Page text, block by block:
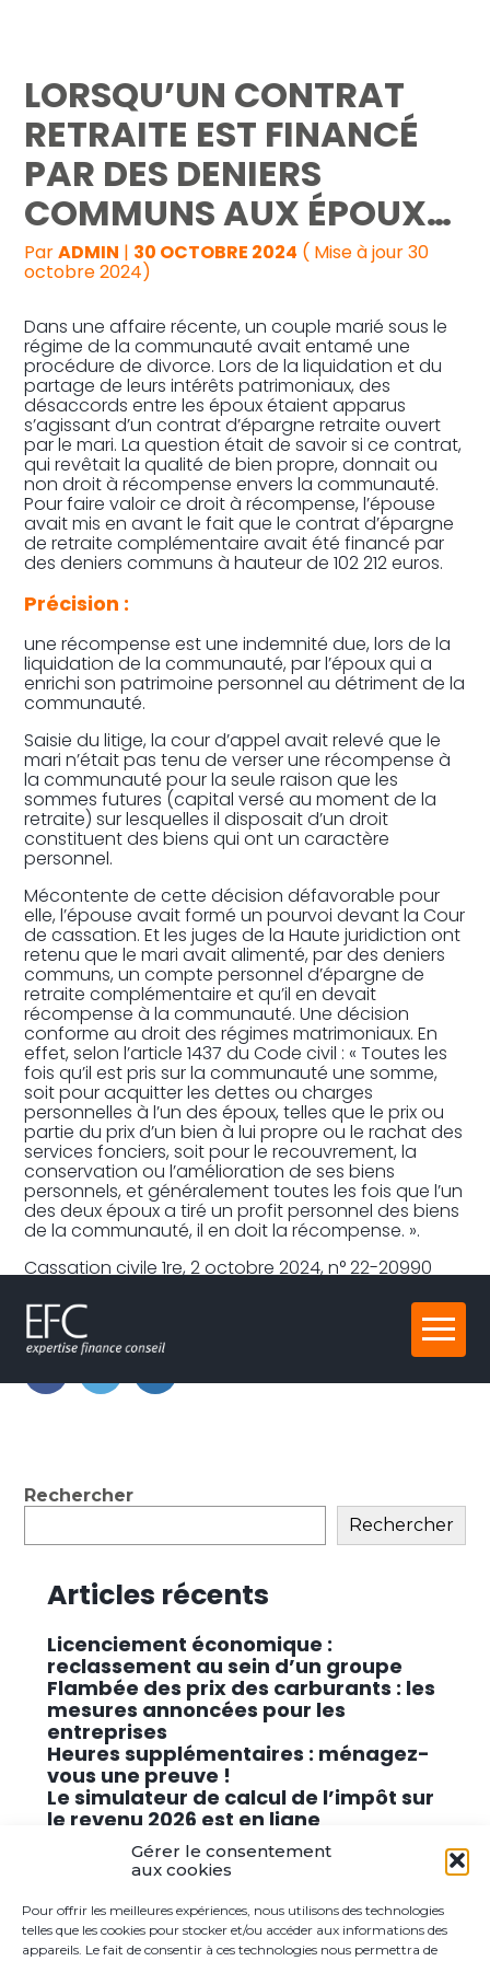
Gérer le consentement
aux cookies
Pour offrir les meilleures expériences, nous utilisons des technologies
telles que les cookies pour stocker et/ou accéder aux informations des
appareils. Le fait de consentir à ces technologies nous permettra de
Aller
au
Gestion au quotidien
Pilotage d’entreprise
Audit
LORSQU’UN CONTRAT
RETRAITE EST FINANCÉ
PAR DES DENIERS
COMMUNS AUX ÉPOUX…
ParADMIN | 30 OCTOBRE 2024 ( Mise à jour 30
octobre 2024)
Dans une affaire récente, un couple marié sous le
régime de la communauté avait entamé une
procédure de divorce. Lors de la liquidation et du
partage de leurs intérêts patrimoniaux, des
désaccords entre les époux étaient apparus
s’agissant d’un contrat d’épargne retraite ouvert
par le mari. La question était de savoir si ce contrat,
qui revêtait la qualité de bien propre, donnait ou
non droit à récompense envers la communauté.
Pour faire valoir ce droit à récompense, l’épouse
avait mis en avant le fait que le contrat d’épargne
de retraite complémentaire avait été financé par
des deniers communs à hauteur de 102 212 euros.
Précision :
une récompense est une indemnité due, lors de la
liquidation de la communauté, par l’époux qui a
enrichi son patrimoine personnel au détriment de la
communauté.
Saisie du litige, la cour d’appel avait relevé que le
mari n’était pas tenu de verser une récompense à
la communauté pour la seule raison que les
sommes futures (capital versé au moment de la
retraite) sur lesquelles il disposait d’un droit
constituent des biens qui ont un caractère
personnel.
Mécontente de cette décision défavorable pour
elle, l’épouse avait formé un pourvoi devant la Cour
de cassation. Et les juges de la Haute juridiction ont
retenu que le mari avait alimenté, par des deniers
communs, un compte personnel d’épargne de
retraite complémentaire et qu’il en devait
récompense à la communauté. Une décision
conforme au droit des régimes matrimoniaux. En
effet, selon l’article 1437 du Code civil : « Toutes les
fois qu’il est pris sur la communauté une somme,
soit pour acquitter les dettes ou charges
personnelles à l’un des époux, telles que le prix ou
partie du prix d’un bien à lui propre ou le rachat des
services fonciers, soit pour le recouvrement, la
conservation ou l’amélioration de ses biens
personnels, et généralement toutes les fois que l’un
des deux époux a tiré un profit personnel des biens
de la communauté, il en doit la récompense. ».
Cassation civile 1re, 2 octobre 2024, n° 22-20990
Partager :
FaceBook
TwitterLinkedIn
Blog
Rechercher
Rechercher
Articles récents
Licenciement économique :
reclassement au sein d’un groupe
Flambée des prix des carburants : les
mesures annoncées pour les
entreprises
Heures supplémentaires : ménagez-
vous une preuve !
Le simulateur de calcul de l’impôt sur
le revenu 2026 est en ligne
Promouvoir des solutions de
cybersécurité conformes au RGPD
Commentaires récents